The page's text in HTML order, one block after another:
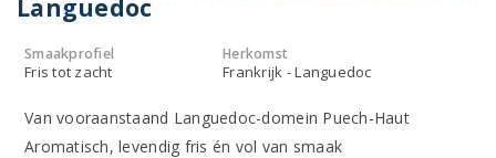
Languedoc
Smaakprofiel
Fris tot zacht
Herkomst
Frankrijk - Languedoc
Van vooraanstaand Languedoc-domein Puech-Haut
Aromatisch, levendig fris én vol van smaak